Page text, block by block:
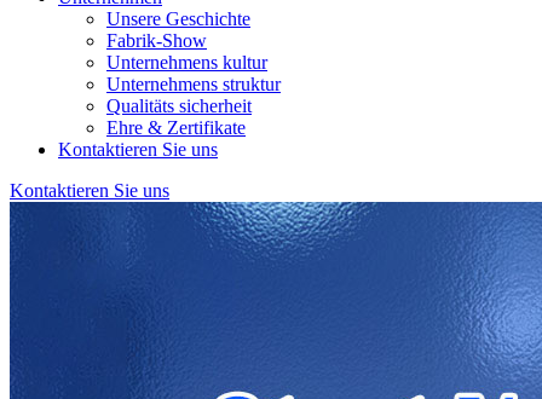
Unsere Geschichte
Fabrik-Show
Unternehmens kultur
Unternehmens struktur
Qualitäts sicherheit
Ehre & Zertifikate
Kontaktieren Sie uns
Kontaktieren Sie uns